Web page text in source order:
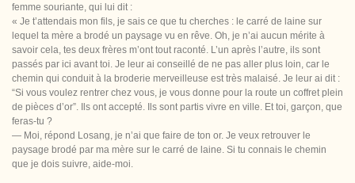
femme souriante, qui lui dit :
« Je t’attendais mon fils, je sais ce que tu cherches : le carré de laine sur
lequel ta mère a brodé un paysage vu en rêve. Oh, je n’ai aucun mérite à
savoir cela, tes deux frères m’ont tout raconté. L’un après l’autre, ils sont
passés par ici avant toi. Je leur ai conseillé de ne pas aller plus loin, car le
chemin qui conduit à la broderie merveilleuse est très malaisé. Je leur ai dit :
“Si vous voulez rentrer chez vous, je vous donne pour la route un coffret plein
de pièces d’or”. Ils ont accepté. Ils sont partis vivre en ville. Et toi, garçon, que
feras-tu ?
— Moi, répond Losang, je n’ai que faire de ton or. Je veux retrouver le
paysage brodé par ma mère sur le carré de laine. Si tu connais le chemin
que je dois suivre, aide-moi.